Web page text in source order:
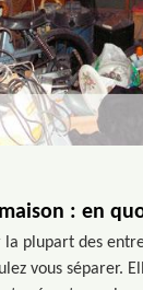
: en
plupart des
vous séparer.